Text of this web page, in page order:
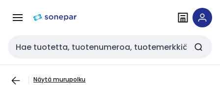
navigointiinsisältöön
Haku
Näytä murupolku